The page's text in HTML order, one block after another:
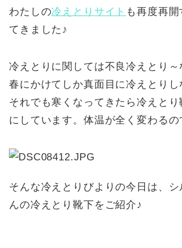
わたしの冷えとりサイト も再度再
てきました♪
冷えとりに関しては不良冷えとり～
春にかけてしか真面目に冷えとりし
それでも寒くなってきたら冷えとり
にしています。体温が全く変わるの
そんな冷えとりびよりの今日は、シ
んの冷えとり靴下をご紹介♪